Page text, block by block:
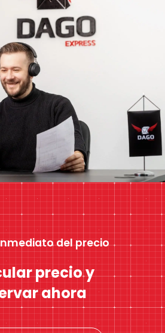
del precio
precio y
ahora